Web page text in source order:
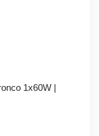
1x60W |